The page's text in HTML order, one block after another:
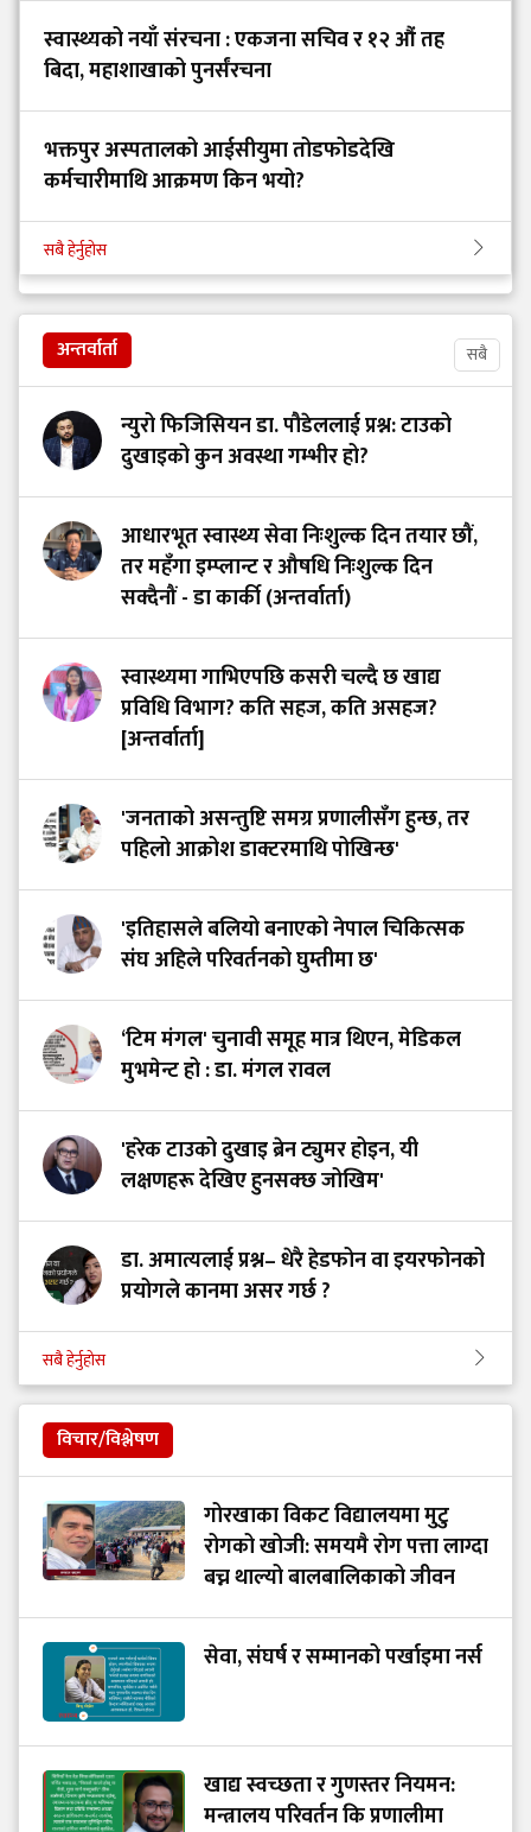
स्वास्थ्यको नयाँ संरचना : एकजना सचिव र १२ औं तह
बिदा, महाशाखाको पुनर्संरचना
भक्तपुर अस्पतालको आईसीयुमा तोडफोडदेखि
कर्मचारीमाथि आक्रमण किन भयो?
सबै हेर्नुहोस
अन्तर्वार्ता सबै
न्युरो फिजिसियन डा. पौडेललाई प्रश्न: टाउको
दुखाइको कुन अवस्था गम्भीर हो?
आधारभूत स्वास्थ्य सेवा निःशुल्क दिन तयार छौं,
तर महँगा इम्प्लान्ट र औषधि निःशुल्क दिन
सक्दैनौं - डा कार्की (अन्तर्वार्ता)
स्वास्थ्यमा गाभिएपछि कसरी चल्दै छ खाद्य
प्रविधि विभाग? कति सहज, कति असहज?
[अन्तर्वार्ता]
'जनताको असन्तुष्टि समग्र प्रणालीसँग हुन्छ, तर
पहिलो आक्रोश डाक्टरमाथि पोखिन्छ'
'इतिहासले बलियो बनाएको नेपाल चिकित्सक
संघ अहिले परिवर्तनको घुम्तीमा छ'
‘टिम मंगल' चुनावी समूह मात्र थिएन, मेडिकल
मुभमेन्ट हो : डा. मंगल रावल
'हरेक टाउको दुखाइ ब्रेन ट्युमर होइन, यी
लक्षणहरू देखिए हुनसक्छ जोखिम'
डा. अमात्यलाई प्रश्न– धेरै हेडफोन वा इयरफोनको
प्रयोगले कानमा असर गर्छ ?
सबै हेर्नुहोस
विचार/विश्लेषण
गोरखाका विकट विद्यालयमा मुटु
रोगको खोजी: समयमै रोग पत्ता लाग्दा
बच्न थाल्यो बालबालिकाको जीवन
सेवा, संघर्ष र सम्मानको पर्खाइमा नर्स
खाद्य स्वच्छता र गुणस्तर नियमन:
मन्त्रालय परिवर्तन कि प्रणालीमा